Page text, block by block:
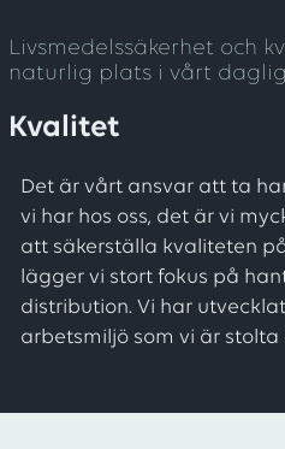
Livsmedelssäkerhet och
naturlig plats i vårt
Kvalitet
Det är vårt ansvar att ta
vi har hos oss, det är vi
att säkerställa kvaliteten
lägger vi stort fokus på
distribution. Vi har
arbetsmiljö som vi är stolta